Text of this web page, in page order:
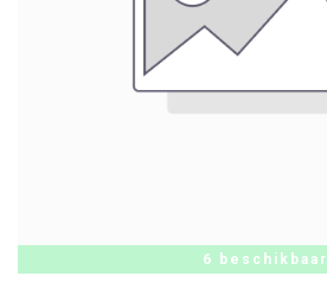
6 beschikbaar